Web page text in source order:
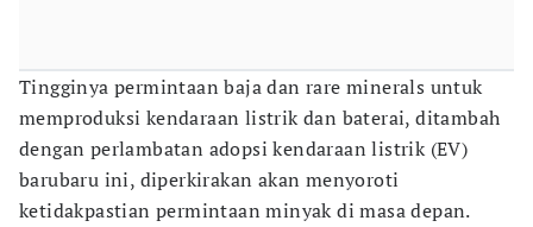
Tingginya permintaan baja dan rare minerals untuk
memproduksi kendaraan listrik dan baterai, ditambah
dengan perlambatan adopsi kendaraan listrik (EV)
barubaru ini, diperkirakan akan menyoroti
ketidakpastian permintaan minyak di masa depan.